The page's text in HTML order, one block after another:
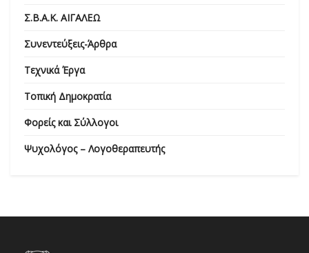
Σ.Β.Α.Κ. ΑΙΓΑΛΕΩ
Συνεντεύξεις-Άρθρα
Τεχνικά Έργα
Τοπική Δημοκρατία
Φορείς και Σύλλογοι
Ψυχολόγος – Λογοθεραπευτής